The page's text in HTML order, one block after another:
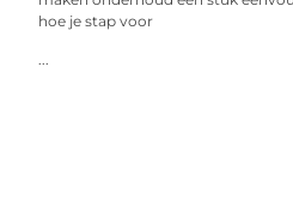
hoe je stap voor
...